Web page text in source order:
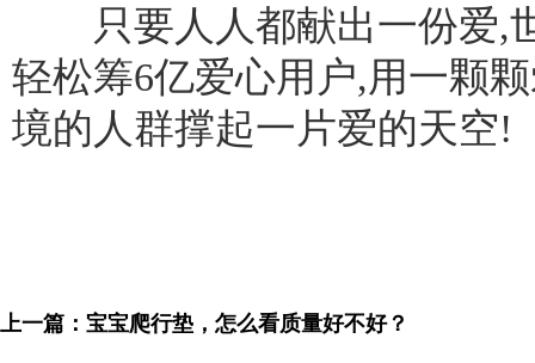
只要人人都献出一份爱,
轻松筹6亿爱心用户,用一颗
境的人群撑起一片爱的天空!
上一篇： 宝宝爬行垫，怎么看质量好不好？